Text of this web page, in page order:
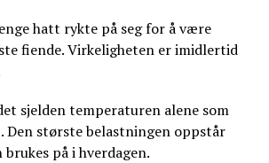
hatt rykte på seg for å være
fiende. Virkeligheten er imidlertid
sjelden temperaturen alene som
største belastningen oppstår
på i hverdagen.